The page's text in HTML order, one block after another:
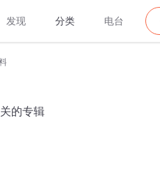
发现 分类 电台
的专辑